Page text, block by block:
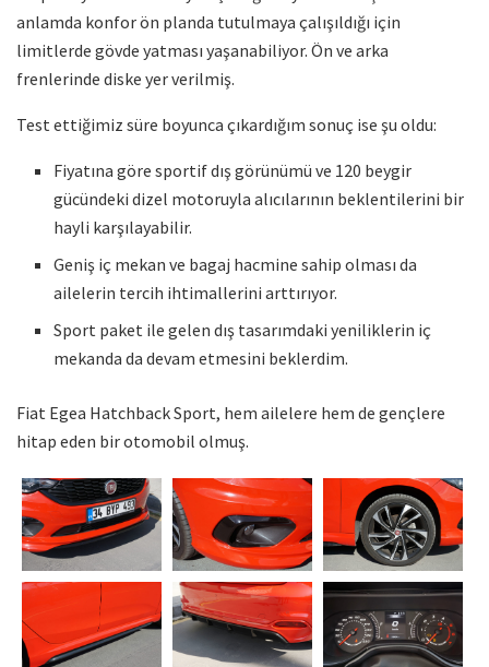
anlamda konfor ön planda tutulmaya çalışıldığı için
limitlerde gövde yatması yaşanabiliyor. Ön ve arka
frenlerinde diske yer verilmiş.
Test ettiğimiz süre boyunca çıkardığım sonuç ise şu oldu:
Fiyatına göre sportif dış görünümü ve 120 beygir
gücündeki dizel motoruyla alıcılarının beklentilerini bir
hayli karşılayabilir.
Geniş iç mekan ve bagaj hacmine sahip olması da
ailelerin tercih ihtimallerini arttırıyor.
Sport paket ile gelen dış tasarımdaki yeniliklerin iç
mekanda da devam etmesini beklerdim.
Fiat Egea Hatchback Sport, hem ailelere hem de gençlere
hitap eden bir otomobil olmuş.